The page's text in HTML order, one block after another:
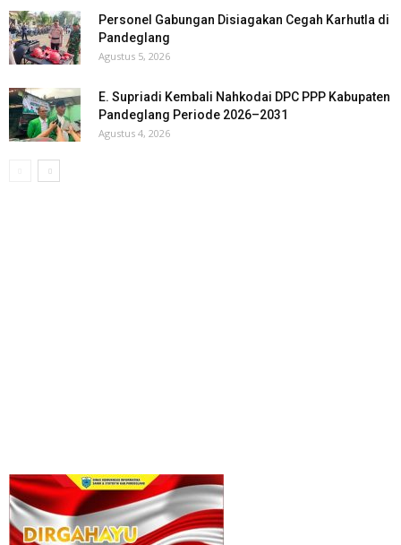
Personel Gabungan Disiagakan Cegah Karhutla di
Pandeglang
Agustus 5, 2026
E. Supriadi Kembali Nahkodai DPC PPP Kabupaten
Pandeglang Periode 2026–2031
Agustus 4, 2026